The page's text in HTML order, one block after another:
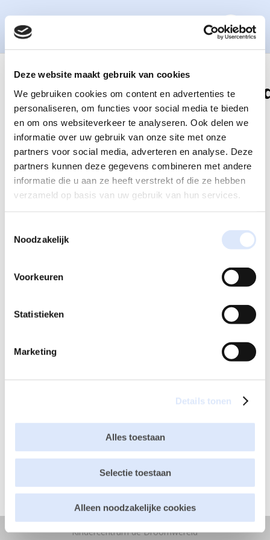
Deze website maakt gebruik van cookies
We gebruiken cookies om content en advertenties te
personaliseren, om functies voor social media te bieden
en om ons websiteverkeer te analyseren. Ook delen we
informatie over uw gebruik van onze site met onze
partners voor social media, adverteren en analyse. Deze
partners kunnen deze gegevens combineren met andere
informatie die u aan ze heeft verstrekt of die ze hebben
verzameld op basis van uw gebruik van hun services.
Noodzakelijk
Voorkeuren
Statistieken
Marketing
Details tonen
Alles toestaan
Selectie toestaan
Alleen noodzakelijke cookies
v web
Korte termijn planning baby- en peutergroepen
ModderDag 2026
Inspectie GGD 2026 – dagopvang
Kindercentrum de Droomwereld